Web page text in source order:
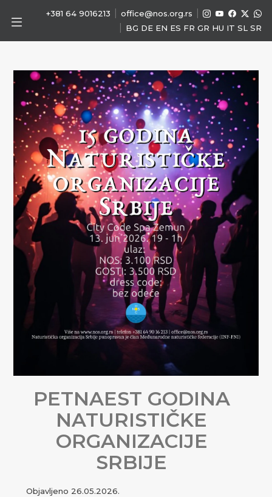
+381 64 9016213 office@nos.org.rs
BG DE EN ES FR GR HU IT SL SR
PETNAEST GODINA
NATURISTIČKE
ORGANIZACIJE
SRBIJE
Objavljeno 26.05.2026.